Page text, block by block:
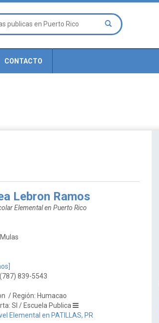
CONTACTO
Lebron Ramos
Elemental en Puerto Rico
839-5543
/ Región: Humacao
SI / Escuela Publica
Elemental en PATILLAS, PR